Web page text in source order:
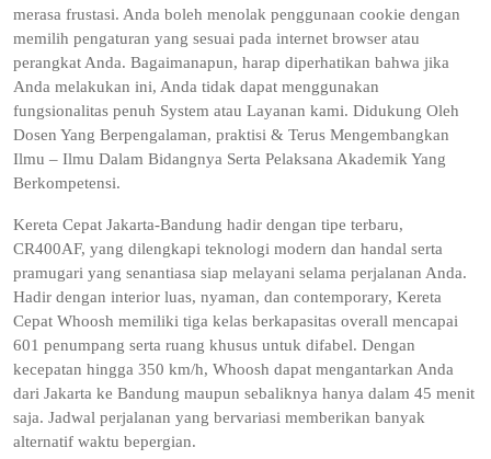
merasa frustasi. Anda boleh menolak penggunaan cookie dengan
memilih pengaturan yang sesuai pada internet browser atau
perangkat Anda. Bagaimanapun, harap diperhatikan bahwa jika
Anda melakukan ini, Anda tidak dapat menggunakan
fungsionalitas penuh System atau Layanan kami. Didukung Oleh
Dosen Yang Berpengalaman, praktisi & Terus Mengembangkan
Ilmu – Ilmu Dalam Bidangnya Serta Pelaksana Akademik Yang
Berkompetensi.
Kereta Cepat Jakarta-Bandung hadir dengan tipe terbaru,
CR400AF, yang dilengkapi teknologi modern dan handal serta
pramugari yang senantiasa siap melayani selama perjalanan Anda.
Hadir dengan interior luas, nyaman, dan contemporary, Kereta
Cepat Whoosh memiliki tiga kelas berkapasitas overall mencapai
601 penumpang serta ruang khusus untuk difabel. Dengan
kecepatan hingga 350 km/h, Whoosh dapat mengantarkan Anda
dari Jakarta ke Bandung maupun sebaliknya hanya dalam 45 menit
saja. Jadwal perjalanan yang bervariasi memberikan banyak
alternatif waktu bepergian.